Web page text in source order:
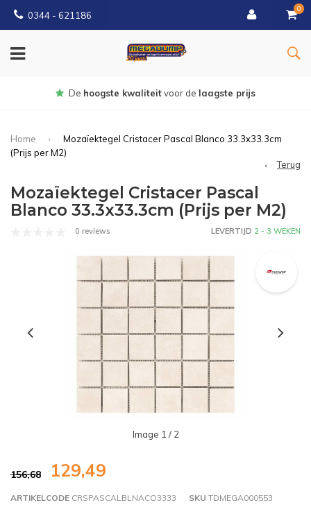
0344 - 621186
0
Gratisbezorgd vanaf € 150
Home
Mozaïektegel Cristacer Pascal Blanco 33.3x33.3cm
(Prijs per M2)
Terug
Mozaïektegel Cristacer Pascal
Blanco 33.3x33.3cm (Prijs per M2)
0 reviews LEVERTIJD 2 - 3 WEKEN
Image 1 / 2
156,68 129,49
ARTIKELCODE CRSPASCALBLNACO3333 SKU TDMEGA000553